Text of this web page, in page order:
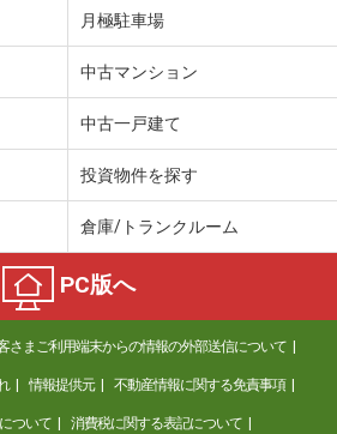
丁目
4.40万円
東１丁目
6.40万円
滋賀県大津市仰木の里東１丁目
52.27m²
2LDK
２丁目
月極駐車場
中古マンション
中古一戸建て
投資物件を探す
倉庫/トランクルーム
PC版へ
さまご利用端末からの情報の外部送信について
情報提供元 不動産情報に関する免責事項
ついて 消費税に関する表記について